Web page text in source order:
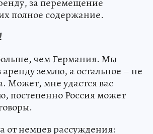
за перемещение
полное содержание.
чем Германия. Мы
аренду землю, а остальное – не
Может, мне удастся вас
постепенно Россия может
от немцев рассуждения: